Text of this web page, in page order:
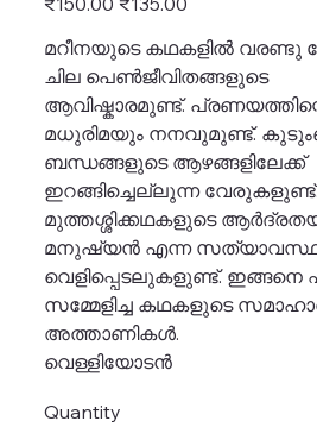
price
price
മറീനയുടെ കഥകളിൽ വരണ്ടു
ചില പെൺജീവിതങ്ങളുടെ
ആവിഷ്കാരമുണ്ട്.
മധുരിമയും നനവുമുണ്ട്.
ബന്ധങ്ങളുടെ ആഴങ്ങളിലേക്ക്
ഇറങ്ങിച്ചെല്ലുന്ന
മുത്തശ്ശിക്കഥകളുടെ
മനുഷ്യൻ എന്ന
വെളിപ്പെടലുകളുണ്ട്. ഇങ്ങനെ
സമ്മേളിച്ച കഥകളുടെ
അത്താണികൾ.
വെള്ളിയോടൻ
Quantity